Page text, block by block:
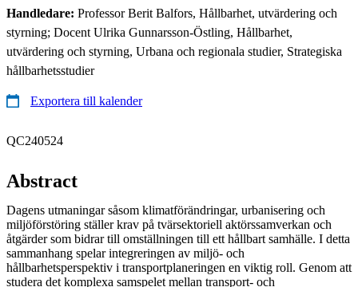
Handledare: Professor Berit Balfors, Hållbarhet, utvärdering och
styrning; Docent Ulrika Gunnarsson-Östling, Hållbarhet,
utvärdering och styrning, Urbana och regionala studier, Strategiska
hållbarhetsstudier
Exportera till kalender
QC240524
Abstract
Dagens utmaningar såsom klimatförändringar, urbanisering och
miljöförstöring ställer krav på tvärsektoriell aktörssamverkan och
åtgärder som bidrar till omställningen till ett hållbart samhälle. I detta
sammanhang spelar integreringen av miljö- och
hållbarhetsperspektiv i transportplaneringen en viktig roll. Genom att
studera det komplexa samspelet mellan transport- och